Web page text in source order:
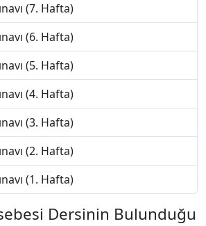
(7. Hafta)
(6. Hafta)
(5. Hafta)
(4. Hafta)
(3. Hafta)
(2. Hafta)
(1. Hafta)
Dersinin Bulunduğu